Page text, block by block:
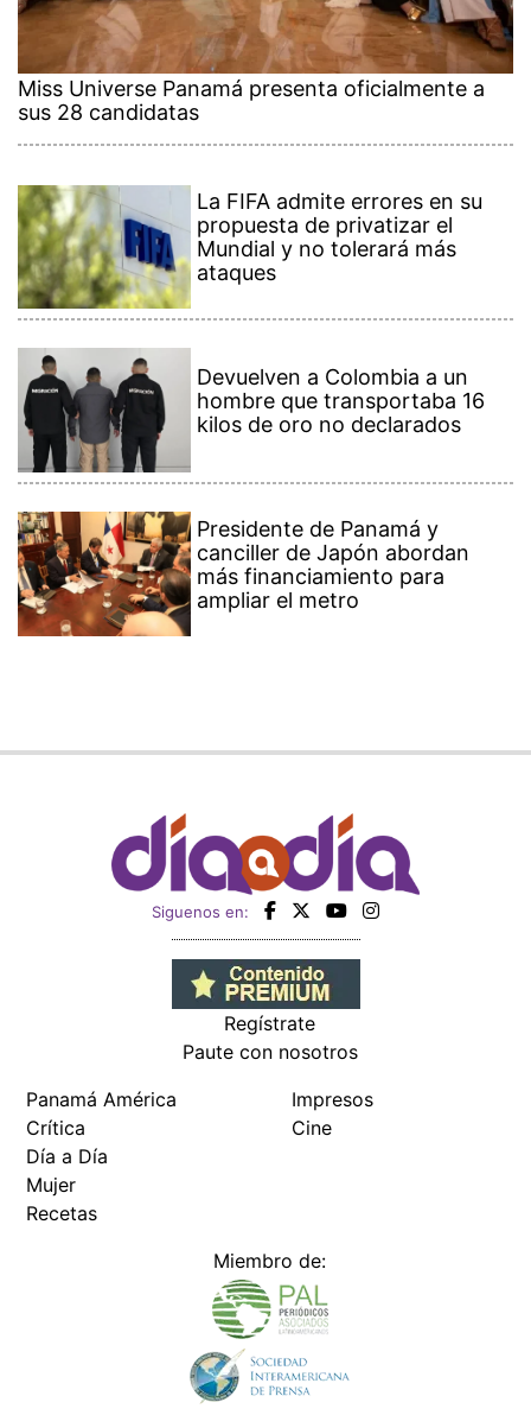
Miss Universe Panamá presenta oficialmente a
sus 28 candidatas
La FIFA admite errores en su
propuesta de privatizar el
Mundial y no tolerará más
ataques
Devuelven a Colombia a un
hombre que transportaba 16
kilos de oro no declarados
Presidente de Panamá y
canciller de Japón abordan
más financiamiento para
ampliar el metro
Siguenos en:
Regístrate
Paute con nosotros
Panamá América
Crítica
Día a Día
Mujer
Recetas
Impresos
Cine
Miembro de: